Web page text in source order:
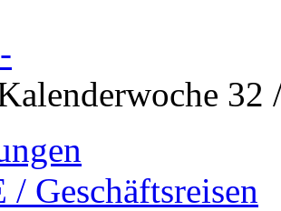
32
Geschäftsreisen